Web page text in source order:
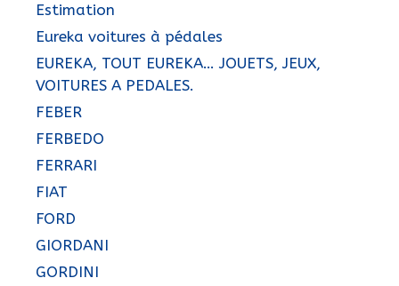
Estimation
Eureka voitures à pédales
EUREKA, TOUT EUREKA… JOUETS, JEUX,
VOITURES A PEDALES.
FEBER
FERBEDO
FERRARI
FIAT
FORD
GIORDANI
GORDINI